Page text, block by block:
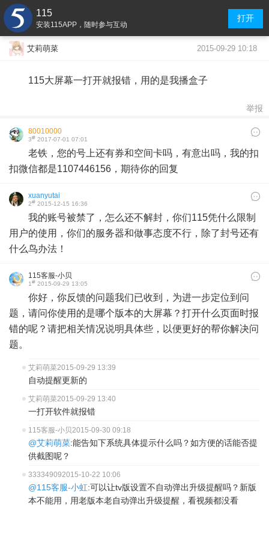
115
安装115APP，随时参与互动
打开
艾莉萌菜 2015-09-29 10:18
115大屏幕一打开就报错，用的是我播盒子
举报
80010000
3# 2017-07-01 07:01
老铁，您的号上还有券和空间卡吗，有意出吗，我的扣
扣微信都是1107446156，期待你的回复
xuanyutai
2# 2015-12-15 16:36
我的账号被禁了，怎么还不解封，你们115凭什么限制
用户的使用，你们的服务器和做事态度不行，除了封号还有
什么鸟办法！
115客服-小贝
1# 2015-09-29 13:05
你好，你反馈的问题我们已收到，为进一步定位到问
题，请问你使用的是哪个版本的大屏幕？打开什么页面时报
错的呢？请把相关情况说明具体些，以便更好的帮你解决问
题。
艾莉萌菜2015-09-29 13:39
自动提醒更新的
艾莉萌菜2015-09-29 13:40
一打开软件就报错
115客服-小贝2015-09-30 09:18
@艾莉萌菜:能告知下系统具体提示什么吗？如方便的话能否提
供截图呢？
333349092015-10-22 10:06
@115客服-小虹:可以让tv版设置不自动弹出升级提醒吗？新版
本不能用，用老版本老自动弹出升级提醒，看视频都没看